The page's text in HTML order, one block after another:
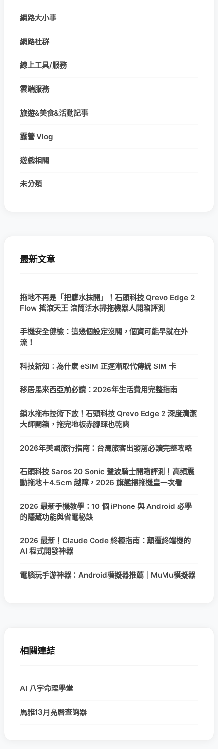
網路大小事
網路社群
線上工具/服務
雲端服務
旅遊&美食&活動記事
露營 Vlog
遊戲相關
未分類
最新文章
拖地不再是「把髒水抹開」！石頭科技 Qrevo Edge 2
Flow 搖滾天王 滾筒活水掃拖機器人開箱評測
手機安全健檢：這幾個設定沒關，個資可能早就在外
流！
科技新知：為什麼 eSIM 正逐漸取代傳統 SIM 卡
移居馬來西亞前必讀：2026年生活費用完整指南
鎖水拖布技術下放！石頭科技 Qrevo Edge 2 深度清潔
大師開箱，拖完地板赤腳踩也乾爽
2026年美國旅行指南：台灣旅客出發前必讀完整攻略
石頭科技 Saros 20 Sonic 聲波騎士開箱評測！高頻震
動拖地＋4.5cm 越障，2026 旗艦掃拖機皇一次看
2026 最新手機教學：10 個 iPhone 與 Android 必學
的隱藏功能與省電秘訣
2026 最新！Claude Code 終極指南：顛覆終端機的
AI 程式開發神器
電腦玩手游神器：Android模擬器推薦｜MuMu模擬器
相關連結
AI 八字命理學堂
馬雅13月亮曆查詢器